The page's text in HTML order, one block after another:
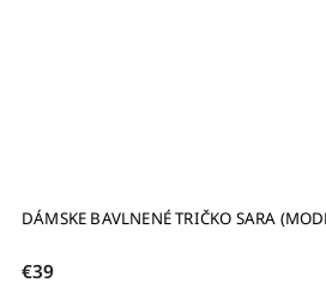
DÁMSKE BAVLNENÉ TRIČKO SARA
€39